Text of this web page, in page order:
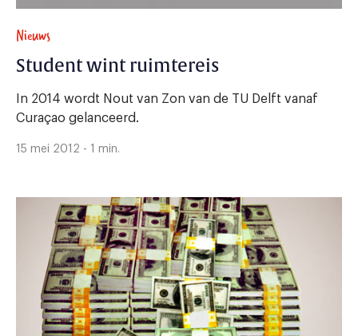
Nieuws
Student wint ruimtereis
In 2014 wordt Nout van Zon van de TU Delft vanaf
Curaçao gelanceerd.
15 mei 2012 - 1 min.